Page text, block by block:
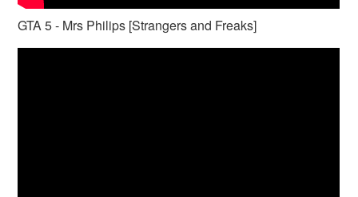
GTA 5 - Mrs Philips [Strangers and Freaks]